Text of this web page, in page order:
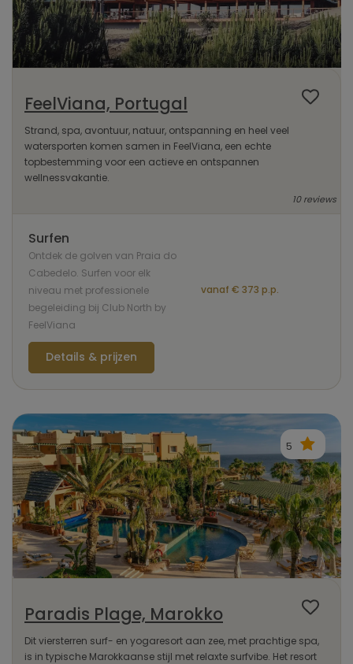
FeelViana, Portugal
Strand, spa, avontuur, natuur, ontspanning en heel veel
watersporten komen samen in FeelViana, een echte
topbestemming voor een actieve en ontspannen
wellnessvakantie.
10 reviews
Surfen
Ontdek de golven van Praia do
Cabedelo. Surfen voor elk
niveau met professionele
begeleiding bij Club North by
FeelViana
vanaf € 373 p.p.
Details & prijzen
5
Paradis Plage, Marokko
Dit viersterren surf- en yogaresort aan zee, met prachtige spa,
is in typische Marokkaanse stijl met relaxte surfvibe. Het resort